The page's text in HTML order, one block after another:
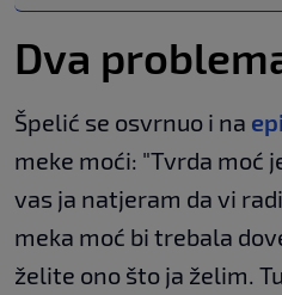
Dva
Špelić se osvrnuo i na
meke moći: "Tvrda moć
vas ja natjeram da vi
meka moć bi trebala
želite ono što ja želim.